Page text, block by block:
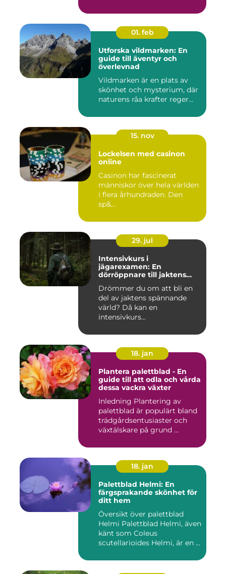
01. feb
Utforska vildmarken: En
guide till äventyr och
överlevnad
Vildmarken är en plats av
skönhet och mysterium, där
naturens råa krafter reger...
15. nov
Lockelsen med casinon
online
Casinon har fascinerat
människor över hela världen
i flera århundraden. Den
sp&...
29. jul
Intensivkurs i
jägarexamen: En
dörröppnare till jaktens
Drömmer du om att bli en
del av jaktens spännande
värld? Då kan en
intensivkurs...
18. jan
Plantera palettblad - En
guide till att odla och vårda
dessa vackra växter
Inledning Plantering av
palettblad är populärt bland
trädgårdsentusiaster och
växtälskare på grund ...
18. jan
Palettblad Helmi: En
färgsprakande skönhet för
ditt hem
Översikt över palettblad
Helmi Palettblad Helmi, även
känt som Coleus
scutellarioides Helmi, är en ...